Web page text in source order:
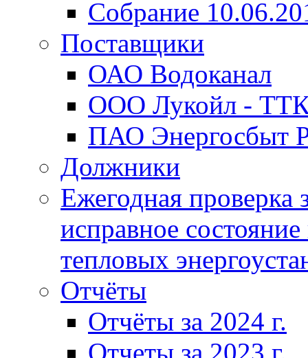
Собрание
Поставщики
ОАО Водоканал
ООО Лукойл -
ПАО Энергосбыт
Должники
Ежегодная проверка
исправное
тепловых
Отчёты
Отчёты за 2024 г.